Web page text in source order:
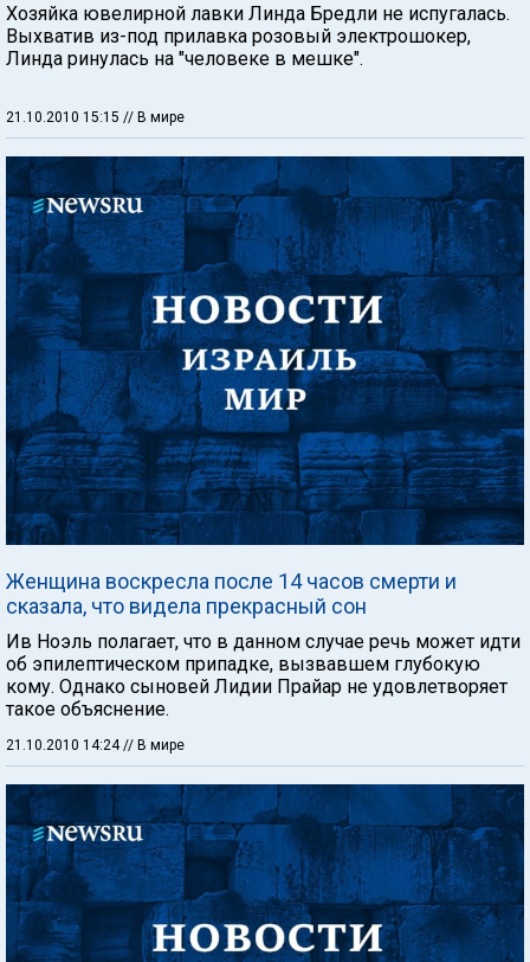
Хозяйка ювелирной лавки Линда Бредли не испугалась.
Выхватив из-под прилавка розовый электрошокер,
Линда ринулась на "человеке в мешке".
21.10.2010 15:15 // В мире
Женщина воскресла после 14 часов смерти и
сказала, что видела прекрасный сон
Ив Ноэль полагает, что в данном случае речь может идти
об эпилептическом припадке, вызвавшем глубокую
кому. Однако сыновей Лидии Прайар не удовлетворяет
такое объяснение.
21.10.2010 14:24// В мире